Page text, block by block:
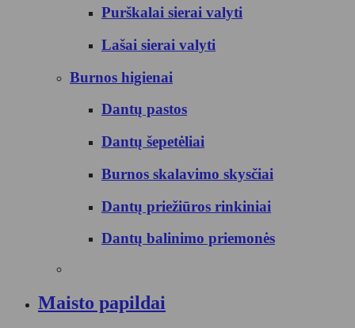
Purškalai sierai valyti
Lašai sierai valyti
Burnos higienai
Dantų pastos
Dantų šepetėliai
Burnos skalavimo skysčiai
Dantų priežiūros rinkiniai
Dantų balinimo priemonės
Maisto papildai